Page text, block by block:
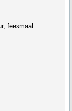
feesmaal.